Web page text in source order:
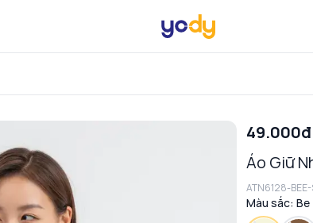
49.000đ
Áo Giữ
ATN6128-BEE-
Màu sắc: Be